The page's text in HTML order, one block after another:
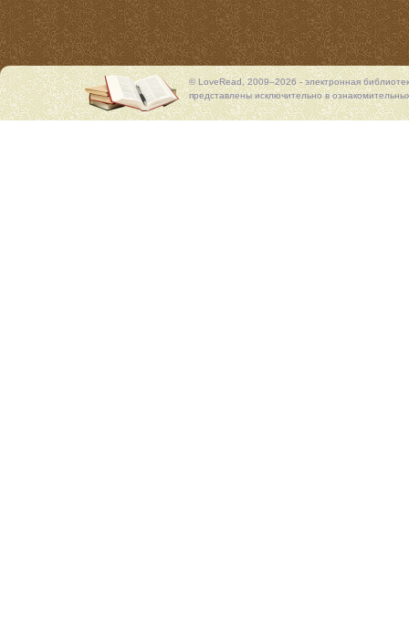
© LoveRead, 2009–2026 - электронная
представлены исключительно в